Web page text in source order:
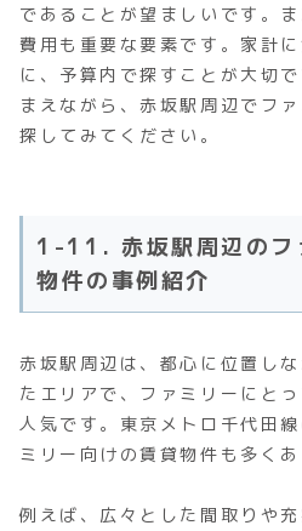
であることが望ましいです。
費用も重要な要素です。家計
に、予算内で探すことが大切
まえながら、赤坂駅周辺でフ
探してみてください。
1-11. 赤坂駅周辺のフ
物件の事例紹介
赤坂駅周辺は、都心に位置し
たエリアで、ファミリーにと
人気です。東京メトロ千代田
ミリー向けの賃貸物件も多くあ
例えば、広々とした間取りや